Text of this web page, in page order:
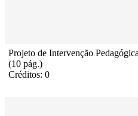
Projeto de Intervenção
(10 pág.)
Créditos: 0